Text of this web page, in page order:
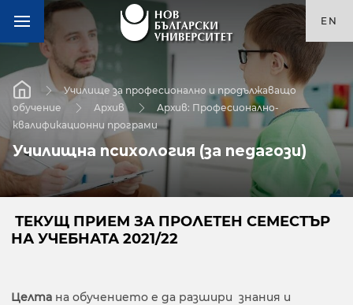
EN
Училище за професионално и продължаващо
обучение
Архив
Архив: Професионално-
квалификационни програми
Училищна психология (за педагози)
ТЕКУЩ ПРИЕМ ЗА ПРОЛЕТЕН СЕМЕСТЪР
НА УЧЕБНАТА 2021/22
Целта на обучението е да разшири знания и